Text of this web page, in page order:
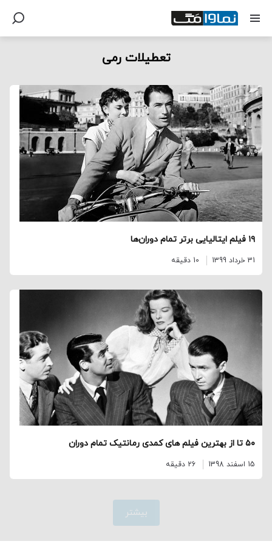
تعطیلات رمی
۱۹ فیلم ایتالیایی برتر تمام دوران‌ها
31 خرداد 1399 10 دقیقه
۵۰ تا از بهترین فیلم‌ های کمدی رمانتیک تمام دوران
15 اسفند 1398 26 دقیقه
بیشتر